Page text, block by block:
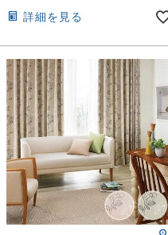
詳細を見る